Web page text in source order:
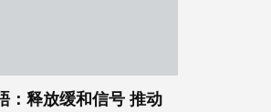
：释放缓和信号 推动